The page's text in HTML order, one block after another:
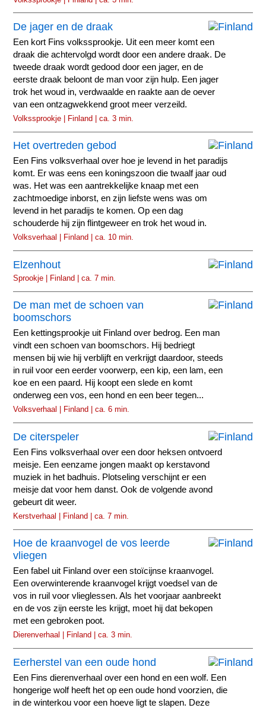
De jager en de draak
Een kort Fins volkssprookje. Uit een meer komt een
draak die achtervolgd wordt door een andere draak. De
tweede draak wordt gedood door een jager, en de
eerste draak beloont de man voor zijn hulp. Een jager
trok het woud in, verdwaalde en raakte aan de oever
van een ontzagwekkend groot meer verzeild.
Volkssprookje | Finland | ca. 3 min.
Het overtreden gebod
Een Fins volksverhaal over hoe je levend in het paradijs
komt. Er was eens een koningszoon die twaalf jaar oud
was. Het was een aantrekkelijke knaap met een
zachtmoedige inborst, en zijn liefste wens was om
levend in het paradijs te komen. Op een dag
schouderde hij zijn flintgeweer en trok het woud in.
Volksverhaal | Finland | ca. 10 min.
Elzenhout
Sprookje | Finland | ca. 7 min.
De man met de schoen van
boomschors
Een kettingsprookje uit Finland over bedrog. Een man
vindt een schoen van boomschors. Hij bedriegt
mensen bij wie hij verblijft en verkrijgt daardoor, steeds
in ruil voor een eerder voorwerp, een kip, een lam, een
koe en een paard. Hij koopt een slede en komt
onderweg een vos, een hond en een beer tegen...
Volksverhaal | Finland | ca. 6 min.
De citerspeler
Een Fins volksverhaal over een door heksen ontvoerd
meisje. Een eenzame jongen maakt op kerstavond
muziek in het badhuis. Plotseling verschijnt er een
meisje dat voor hem danst. Ook de volgende avond
gebeurt dit weer.
Kerstverhaal | Finland | ca. 7 min.
Hoe de kraanvogel de vos leerde
vliegen
Een fabel uit Finland over een stoïcijnse kraanvogel.
Een overwinterende kraanvogel krijgt voedsel van de
vos in ruil voor vlieglessen. Als het voorjaar aanbreekt
en de vos zijn eerste les krijgt, moet hij dat bekopen
met een gebroken poot.
Dierenverhaal | Finland | ca. 3 min.
Eerherstel van een oude hond
Een Fins dierenverhaal over een hond en een wolf. Een
hongerige wolf heeft het op een oude hond voorzien, die
in de winterkou voor een hoeve ligt te slapen. Deze